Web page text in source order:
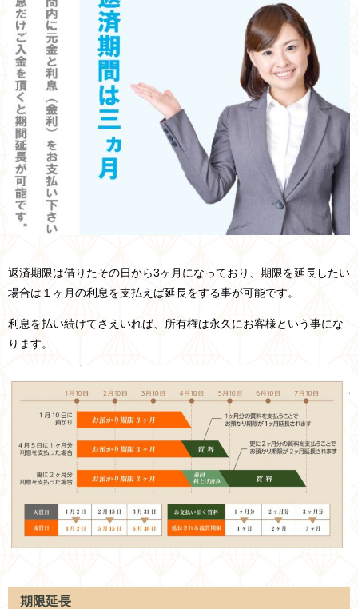
返済期限は借りたその日から3ヶ月になっており、期限を延長したい
場合は１ヶ月の利息を支払えば延長をする事が可能です。
利息を払い続けてさえいれば、所有権は永久にお客様という事にな
ります。
期限延長